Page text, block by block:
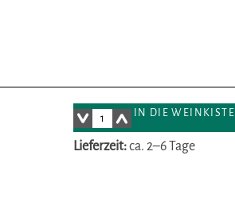
IN DIE WEINKISTE
Lieferzeit:ca. 2–6 Tage